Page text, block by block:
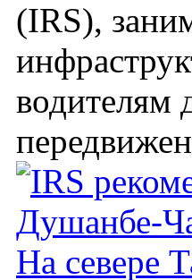
(IRS),
водителям
На севере